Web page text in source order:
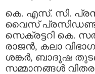
കെ. എസ്. സി.
വൈസ്
സെക്രട്ടറി കെ.
രാജൻ, കലാ
ശങ്കർ, ബാദുഷ
സമ്മാനങ്ങൾ